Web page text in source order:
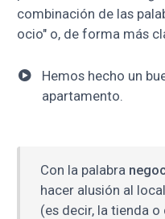
combinación de las
ocio" o, de forma más
Hemos hecho un
apartamento.
Con la palabra
hacer alusión al
(es decir, la tienda o